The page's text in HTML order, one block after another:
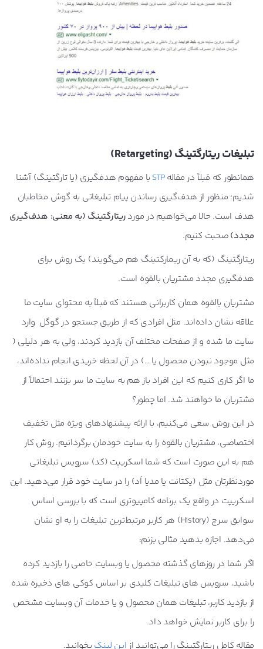
تبلیغات ریتارگتینگ (Retargeting
)
همانطور که قبلاً در مقالهSTP با مفهوم هدفگیری (یا تارگتینگ) آشنا
شدیم؛ منظور از هدف‌گیری رساندن پیام تبلیغاتی به گوش مخاطبان
هدف است. حالا می‌خواهیم در موردریتارگتینگ (به معنی: هدف‌گیری
مجدد)صحبت کنیم.
ریتارگتینگ (که به آن ریمارکتینگ هم می‌گویند) یک روش‌ برای
هدفگیری مجدد مشتریان بالقوه است.
مشتریان بالقوه همان کاربرانی هستند که قبلاً به محتوای سایت‌ ما
علاقه نشان داده‌اند. مثل افرادی که از طریق جستجو در گوگل وارد
سایت ما شده و از صفحات مختلف آن بازدید کردند، ولی به هر دلیلی (
مثل موجود نبودن محصول یا …) در آن لحظه خریدی انجام نداده‌اند،
ما اگر کاری کنیم که این افراد باز هم به سایت ما سر بزنند احتمالاً از
مشتریان ما خواهند شد. اما چطور؟
در این روش سعی می‌کنیم، با ارائه پیشنهادهای ویژه مثل تخفیف
اختصاصی، مشتریان بالقوه را به سایت خودمان برگردانیم. روش کار
هم به این صورت است که شما اسکریپت (کد) سرویس تبلیغاتی
موردنظرتان مثل (یکتانت یا مدیا اَد) را در سایت خود قرار می‌دهید. این
اسکریپت در واقع یک برنامه کامپیوتری است که با بررسی اساس
سوابق سرچ (History) هر کاربر مرتبط‌ترین تبلیغات را به او نشان
می‌دهد. اجازه بدهید مثالی بزنم:
اگر شما در روزهای گذشته محصول یا وبسایت خاصی را بازدید کرده
باشید، سرویس های تبلیغات کلیدی بر اساس کوکی های ذخیره شده
از بازدید کاربر، تبلیغات همان محصول و یا خدمات آن وبسایت مشخص
را برای کاربر نمایش خواهد داد.
مقاله کامل ریتارگتینگ را می‌توانید از این لینک بخوانید.